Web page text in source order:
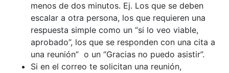
menos de dos minutos. Ej. Los que se deben
escalar a otra persona, los que requieren una
respuesta simple como un “si lo veo viable,
aprobado”, los que se responden con una cita a
una reunión” o un “Gracias no puedo asistir”.
Si en el correo te solicitan una reunión,